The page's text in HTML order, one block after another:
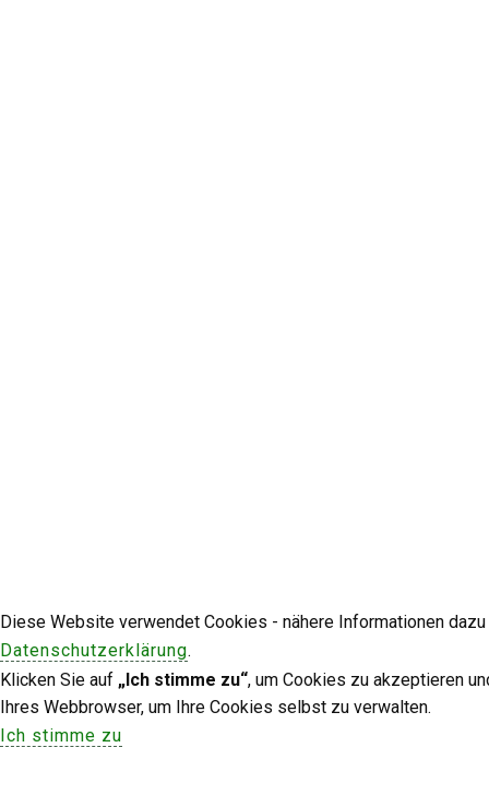
Diese Website verwendet Cookies - nähere Informationen
Datenschutzerklärung.
Klicken Sie auf „Ich stimme zu“, um Cookies zu akzeptieren
Ihres Webbrowser, um Ihre Cookies selbst zu verwalten.
Ich stimme zu